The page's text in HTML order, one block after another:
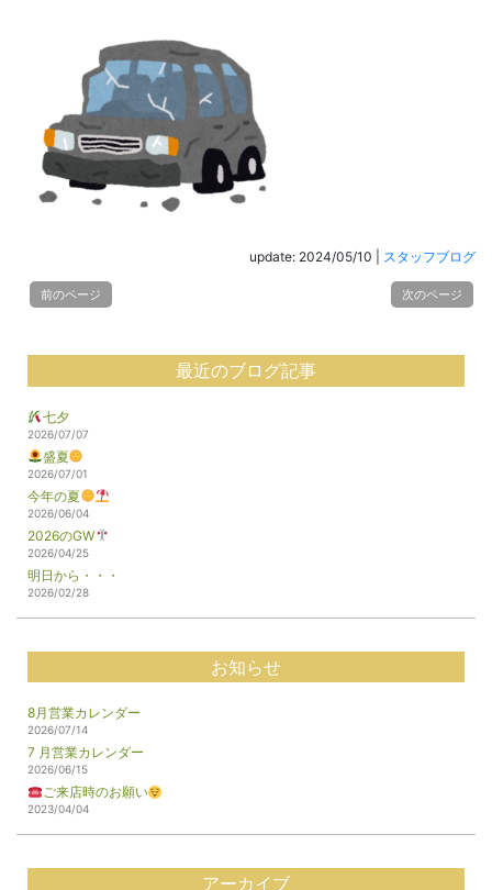
update: 2024/05/10 スタッフブログ
前のページ 次のページ
最近のブログ記事
七夕
2026/07/07
盛夏
2026/07/01
今年の夏
2026/06/04
2026のGW
2026/04/25
明日から・・・
2026/02/28
お知らせ
8月営業カレンダー
2026/07/14
7 月営業カレンダー
2026/06/15
ご来店時のお願い
2023/04/04
アーカイブ